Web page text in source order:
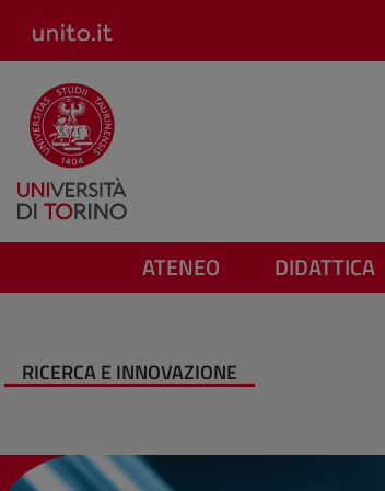
ATENEO DIDATTICA
RICERCA E INNOVAZIONE